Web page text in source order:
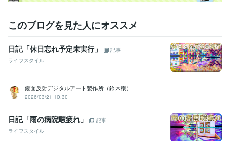
このブログを見た人にオススメ
日記「休日忘れ予定未実行」
記事
ライフスタイル
鏡面反射デジタルアート製作所（鈴木穣）
2026/03/21 10:30
日記「雨の病院暇疲れ」
記事
ライフスタイル